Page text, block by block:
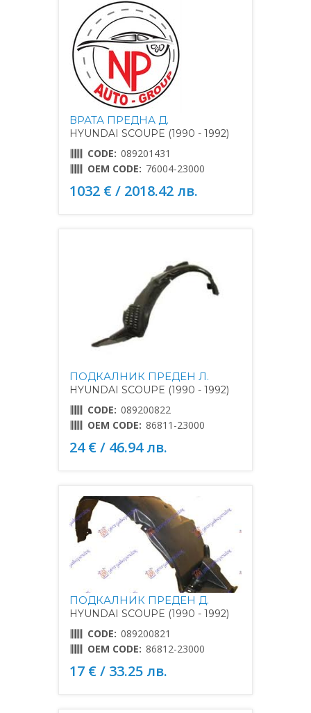
ВРАТА ПРЕДНА Д.
HYUNDAI SCOUPE (1990 - 1992)
CODE: 089201431
OEM CODE: 76004-23000
1032 € / 2018.42 лв.
ПОДКАЛНИК ПРЕДЕН Л.
HYUNDAI SCOUPE (1990 - 1992)
CODE: 089200822
OEM CODE: 86811-23000
24 € / 46.94 лв.
ПОДКАЛНИК ПРЕДЕН Д.
HYUNDAI SCOUPE (1990 - 1992)
CODE: 089200821
OEM CODE: 86812-23000
17 € / 33.25 лв.